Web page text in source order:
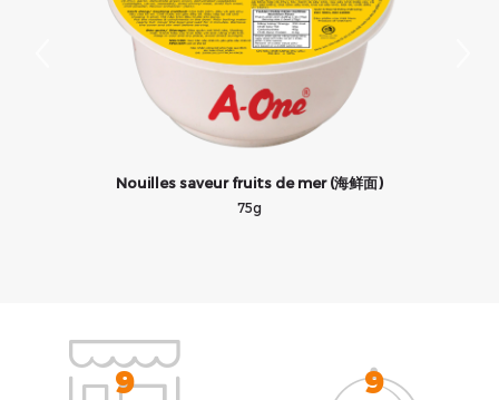
Nouilles saveur fruits de mer (海鲜面)
75g
9 9